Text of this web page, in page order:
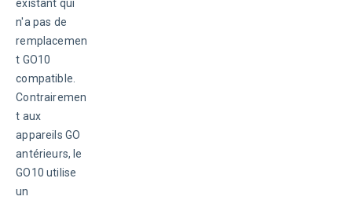
existant qui
n'a pas de
remplacemen
t GO10
compatible.
Contrairemen
t aux
appareils GO
antérieurs, le
GO10 utilise
un